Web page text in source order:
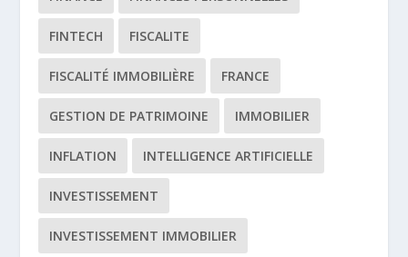
FINTECH FISCALITE
FISCALITÉ IMMOBILIÈRE FRANCE
GESTION DE PATRIMOINE IMMOBILIER
INFLATION INTELLIGENCE ARTIFICIELLE
INVESTISSEMENT
INVESTISSEMENT IMMOBILIER